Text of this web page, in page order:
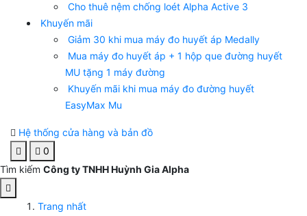
Cho thuê nệm chống loét Alpha Active 3
Khuyến mãi
Giảm 30 khi mua máy đo huyết áp Medally
Mua máy đo huyết áp + 1 hộp que đường huyết
MU tặng 1 máy đường
Khuyến mãi khi mua máy đo đường huyết
EasyMax Mu
Hệ thống cửa hàng và bản đồ
0
Tìm kiếm Công ty TNHH Huỳnh Gia Alpha
Trang nhất